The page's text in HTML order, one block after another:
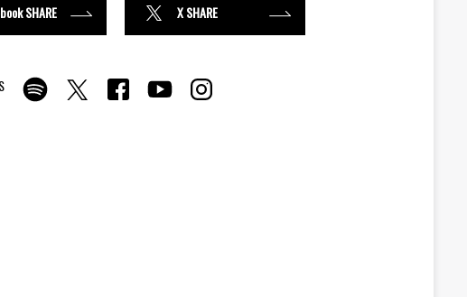
SHARE X SHARE